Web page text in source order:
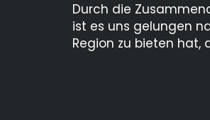
Durch die
ist es uns gelungen
Region zu bieten hat,